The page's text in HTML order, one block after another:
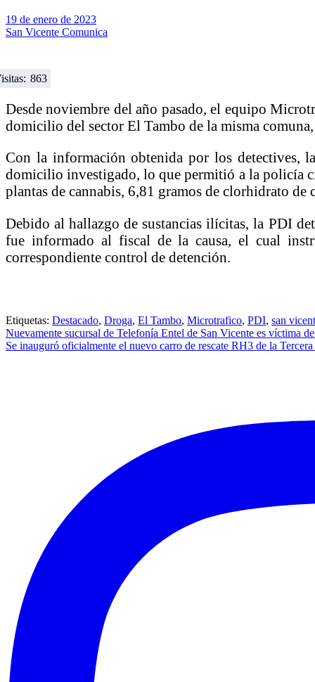
19 de enero de 2023
San Vicente Comunica
863
Desde noviembre del año pasado, el equipo
domicilio del sector El Tambo de la misma
Con la información obtenida por los detectives,
domicilio investigado, lo que permitió a la policía
plantas de cannabis, 6,81 gramos de clorhidrato de
Debido al hallazgo de sustancias ilícitas, la PDI
fue informado al fiscal de la causa, el cual
correspondiente control de detención.
Etiquetas: Destacado, Droga, El Tambo, Microtrafico, PDI, san
Navegación
de
Nuevamente sucursal de Telefonía Entel de San Vicente es víctima
Se inauguró oficialmente el nuevo carro de rescate RH3 de la